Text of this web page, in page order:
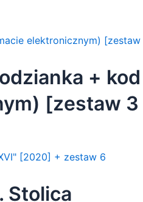
+ kod
[zestaw 3
Stolica